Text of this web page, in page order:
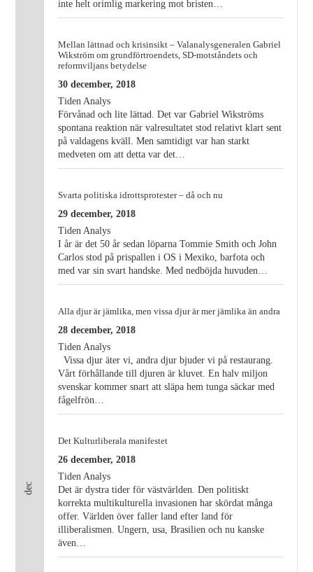
dec
inte helt orimlig markering mot bristen…
Mellan lättnad och krisinsikt – Valanalysgeneralen Gabriel
Wikström om grundförtroendets, SD-motståndets och
reformviljans betydelse
30 december, 2018
Tiden Analys
Förvånad och lite lättad. Det var Gabriel Wikströms
spontana reaktion när valresultatet stod relativt klart sent
på valdagens kväll. Men samtidigt var han starkt
medveten om att detta var det…
Svarta politiska idrottsprotester – då och nu
29 december, 2018
Tiden Analys
I år är det 50 år sedan löparna Tommie Smith och John
Carlos stod på prispallen i OS i Mexiko, barfota och
med var sin svart handske. Med nedböjda huvuden…
Alla djur är jämlika, men vissa djur är mer jämlika än andra
28 december, 2018
Tiden Analys
Vissa djur äter vi, andra djur bjuder vi på restaurang.
Vårt förhållande till djuren är kluvet. En halv miljon
svenskar kommer snart att släpa hem tunga säckar med
fågelfrön…
Det Kulturliberala manifestet
26 december, 2018
Tiden Analys
Det är dystra tider för västvärlden. Den politiskt
korrekta multikulturella invasionen har skördat många
offer. Världen över faller land efter land för
illiberalismen. Ungern, usa, Brasilien och nu kanske
även…